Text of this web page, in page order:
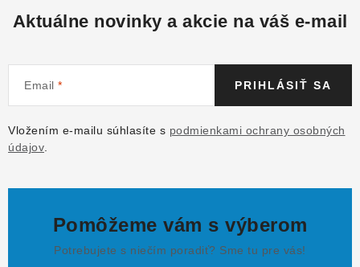
Aktuálne novinky a akcie na váš e-mail
Email
Vložením e-mailu súhlasíte s podmienkami ochrany osobných
údajov
PRIHLÁSIŤ SA
Pomôžeme vám s výberom
Potrebujete s niečím poradiť? Sme tu pre vás!